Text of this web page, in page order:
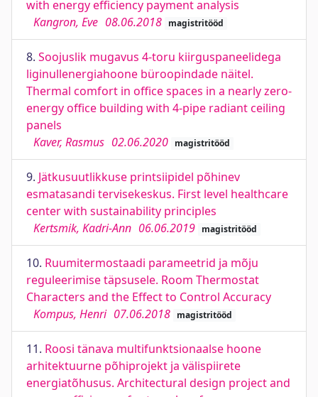
with energy efficiency payment analysis
Kangron, Eve 08.06.2018 magistritööd
8. Soojuslik mugavus 4-toru kiirguspaneelidega
liginullenergiahoone büroopindade näitel.
Thermal comfort in office spaces in a nearly zero-
energy office building with 4-pipe radiant ceiling
panels
Kaver, Rasmus 02.06.2020 magistritööd
9. Jätkusuutlikkuse printsiipidel põhinev
esmatasandi tervisekeskus. First level healthcare
center with sustainability principles
Kertsmik, Kadri-Ann 06.06.2019 magistritööd
10. Ruumitermostaadi parameetrid ja mõju
reguleerimise täpsusele. Room Thermostat
Characters and the Effect to Control Accuracy
Kompus, Henri 07.06.2018 magistritööd
11. Roosi tänava multifunktsionaalse hoone
arhitektuurne põhiprojekt ja välispiirete
energiatõhusus. Architectural design project and